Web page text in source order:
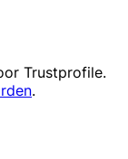
Trustprofile.
.